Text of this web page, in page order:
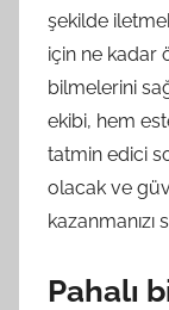
şekilde
için ne kadar
bilmelerini
ekibi, hem
tatmin edici
olacak ve
kazanmanızı
Pahalı